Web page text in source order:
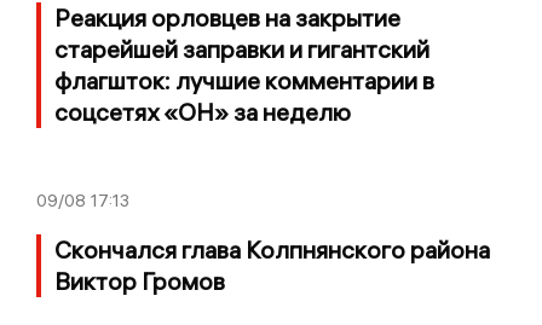
Реакция орловцев на закрытие
старейшей заправки и гигантский
флагшток: лучшие комментарии в
соцсетях «ОН» за неделю
09/08 17:13
Скончался глава Колпнянского района
Виктор Громов